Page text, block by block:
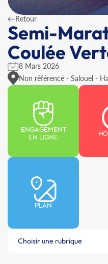
Retour
Semi-
Coulée
8 Mars 2026
Non référencé - Salouel -
ENGAGEMENT
EN LIGNE
PLAN
Choisir une rubrique